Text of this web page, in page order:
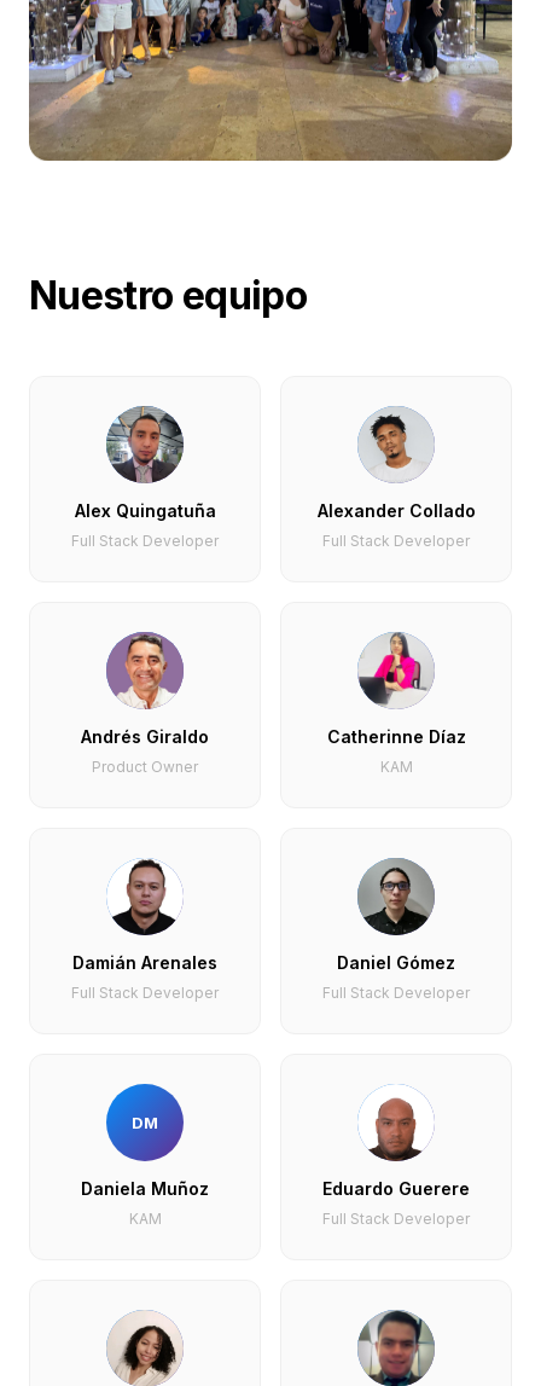
Nuestro equipo
Alex Quingatuña
Full Stack Developer
Alexander Collado
Full Stack Developer
Andrés Giraldo
Product Owner
Catherinne Díaz
KAM
Damián Arenales
Full Stack Developer
Daniel Gómez
Full Stack Developer
DM
Daniela Muñoz
KAM
Eduardo Guerere
Full Stack Developer